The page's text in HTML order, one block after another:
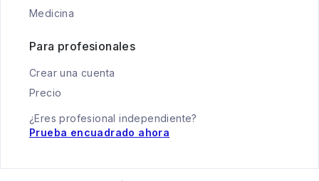
Medicina
Para profesionales
Crear una cuenta
Precio
¿Eres profesional independiente?
Prueba encuadrado ahora